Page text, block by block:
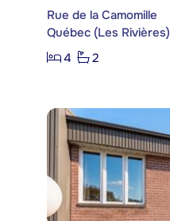
Rue de la Camomille
Québec (Les Rivières)
4
2